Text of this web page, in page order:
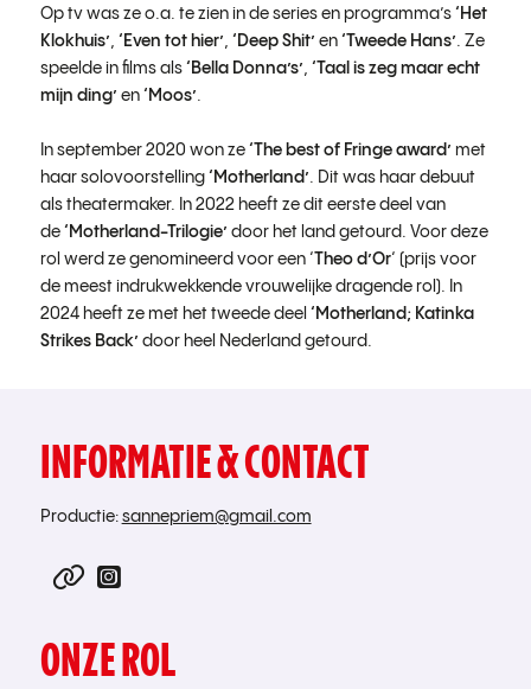
Op tv was ze o.a. te zien in de series en programma’s ‘Het
Klokhuis’, ‘Even tot hier’, ‘Deep Shit’ en ‘Tweede Hans’. Ze
speelde in films als‘Bella Donna’s’, ‘Taal is zeg maar echt
mijn ding’ en ‘Moos’.
In september 2020 won ze ‘The best of Fringe award’ met
haar solovoorstelling ‘Motherland’ . Dit was haar debuut
als theatermaker. In 2022 heeft ze dit eerste deel van
de ‘ Motherland-Trilogie’ door het land getourd. Voor deze
rol werd ze genomineerd voor een ‘Theo d’Or‘ (prijs voor
de meest indrukwekkende vrouwelijke dragende rol). In
2024 heeft ze met het tweede deel ‘Motherland; Katinka
Strikes Back’ door heel Nederland getourd.
INFORMATIE & CONTACT
Productie: sannepriem@gmail.com
ONZE ROL